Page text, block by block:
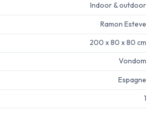
Indoor & outdoor
Ramon Esteve
200 x 80 x 80 cm
Vondom
Espagne
1